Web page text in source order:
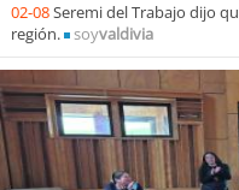
02-08Seremi del Trabajo dijo
región.
soyvaldivia